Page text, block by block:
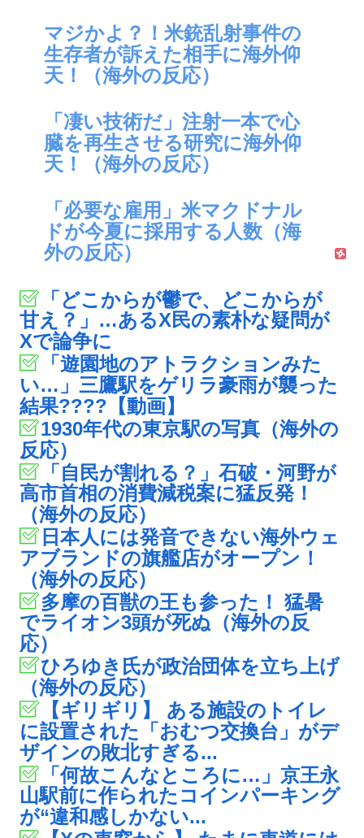
マジかよ？！米銃乱射事件の
生存者が訴えた相手に海外仰
天！（海外の反応）
「凄い技術だ」注射一本で心
臓を再生させる研究に海外仰
天！（海外の反応）
「必要な雇用」米マクドナル
ドが今夏に採用する人数（海
外の反応）
「どこからが鬱で、どこからが
甘え？」…あるX民の素朴な疑問が
Xで論争に
「遊園地のアトラクションみた
い…」三鷹駅をゲリラ豪雨が襲った
結果????【動画】
1930年代の東京駅の写真（海外の
反応）
「自民が割れる？」石破・河野が
高市首相の消費減税案に猛反発！
（海外の反応）
日本人には発音できない海外ウェ
アブランドの旗艦店がオープン！
（海外の反応）
多摩の百獣の王も参った！ 猛暑
でライオン3頭が死ぬ（海外の反
応）
ひろゆき氏が政治団体を立ち上げ
（海外の反応）
【ギリギリ】 ある施設のトイレ
に設置された「おむつ交換台」がデ
ザインの敗北すぎる...
「何故こんなところに…」京王永
山駅前に作られたコインパーキング
が“違和感しかない...